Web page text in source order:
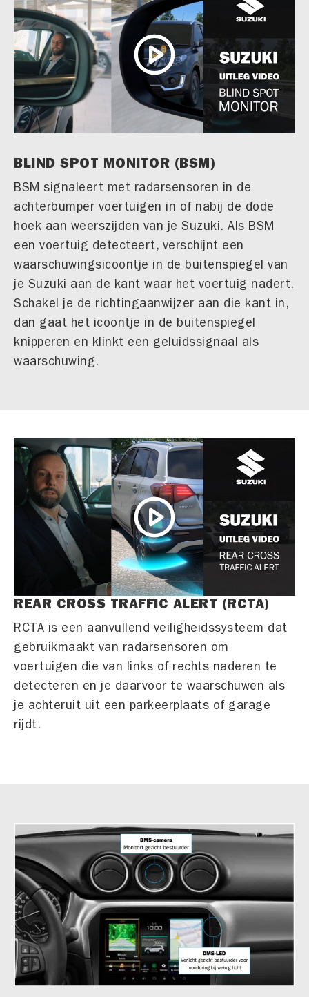
BLIND SPOT MONITOR (BSM)
BSM signaleert met radarsensoren in de
achterbumper voertuigen in of nabij de dode
hoek aan weerszijden van je Suzuki. Als BSM
een voertuig detecteert, verschijnt een
waarschuwingsicoontje in de buitenspiegel van
je Suzuki aan de kant waar het voertuig nadert.
Schakel je de richtingaanwijzer aan die kant in,
dan gaat het icoontje in de buitenspiegel
knipperen en klinkt een geluidssignaal als
waarschuwing.
REAR CROSS TRAFFIC ALERT (RCTA)
RCTA is een aanvullend veiligheidssysteem dat
gebruikmaakt van radarsensoren om
voertuigen die van links of rechts naderen te
detecteren en je daarvoor te waarschuwen als
je achteruit uit een parkeerplaats of garage
rijdt.